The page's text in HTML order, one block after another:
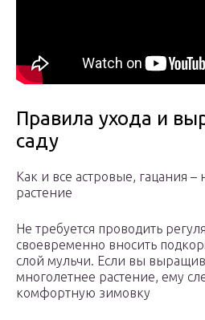
Правила ухода и
саду
Как и все астровые, гацания –
растение
Не требуется проводить
своевременно вносить
слой мульчи. Если вы
многолетнее растение, ему
комфортную зимовку